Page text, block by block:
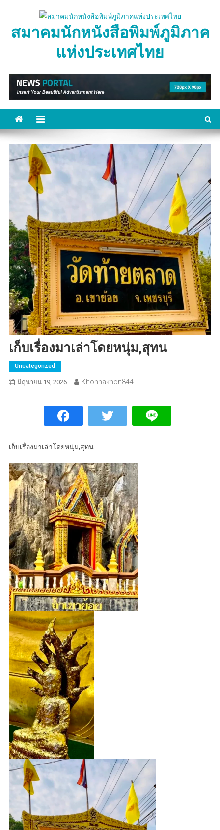
contentสมาคมนักหนังสือพิมพ์ภูมิภาค
แห่งประเทศไทย
เก็บเรื่องมาเล่าโดยหนุ่ม,สุทน
Uncategorized
มิถุนายน 19, 2026 Khonnakhon844
เก็บเรื่องมาเล่าโดยหนุ่ม,สุทน